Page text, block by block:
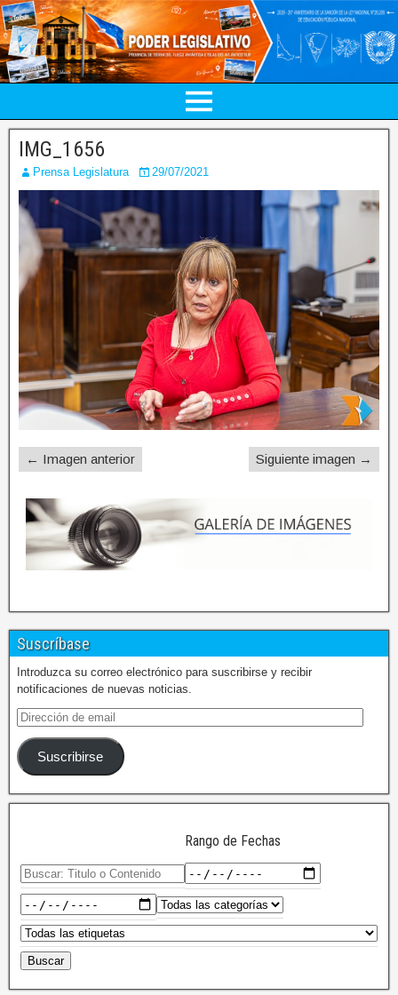
IMG_1656
Prensa Legislatura 29/07/2021
← Imagen anterior Siguiente imagen →
Suscríbase
Introduzca su correo electrónico para suscribirse y recibir
notificaciones de nuevas noticias.
Suscribirse
Rango de Fechas